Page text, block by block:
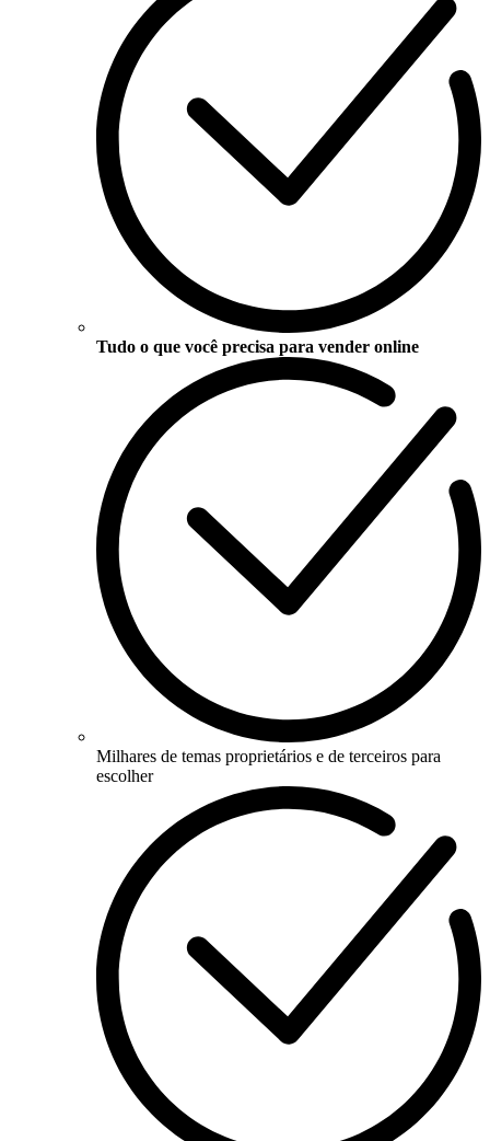
Tudo o que você precisa para vender online
Milhares de temas proprietários e de terceiros para
escolher